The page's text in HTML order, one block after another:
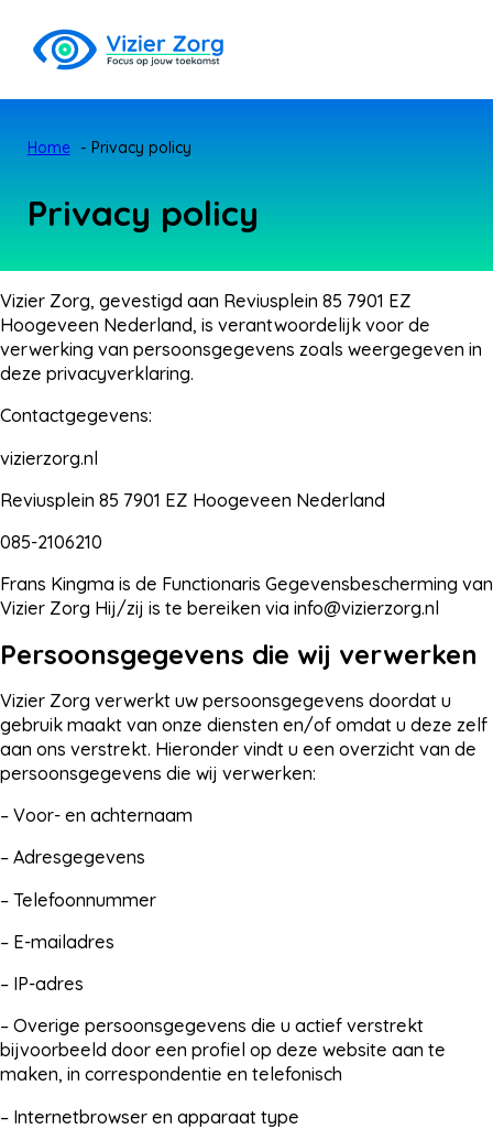
Home Privacy policy
Privacy policy
Vizier Zorg, gevestigd aan Reviusplein 85 7901 EZ
Hoogeveen Nederland, is verantwoordelijk voor de
verwerking van persoonsgegevens zoals weergegeven in
deze privacyverklaring.
Contactgegevens:
vizierzorg.nl
Reviusplein 85 7901 EZ Hoogeveen Nederland
085-2106210
Frans Kingma is de Functionaris Gegevensbescherming van
Vizier Zorg Hij/zij is te bereiken via info@vizierzorg.nl
Persoonsgegevens die wij verwerken
Vizier Zorg verwerkt uw persoonsgegevens doordat u
gebruik maakt van onze diensten en/of omdat u deze zelf
aan ons verstrekt. Hieronder vindt u een overzicht van de
persoonsgegevens die wij verwerken:
– Voor- en achternaam
– Adresgegevens
– Telefoonnummer
– E-mailadres
– IP-adres
– Overige persoonsgegevens die u actief verstrekt
bijvoorbeeld door een profiel op deze website aan te
maken, in correspondentie en telefonisch
– Internetbrowser en apparaat type